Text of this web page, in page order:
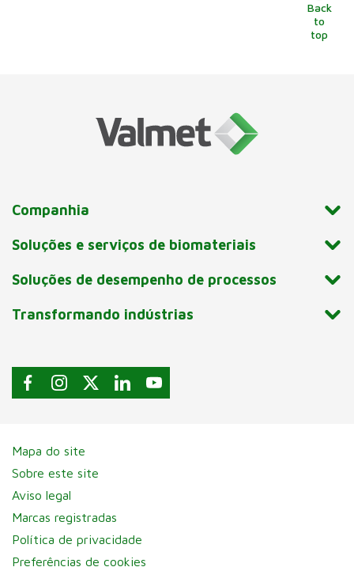
Back
to
top
Companhia
Soluções e serviços de biomateriais
Soluções de desempenho de processos
Transformando indústrias
Mapa do site
Sobre este site
Aviso legal
Marcas registradas
Política de privacidade
Preferências de cookies